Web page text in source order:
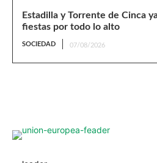
Estadilla y Torrente de Cinca
fiestas por todo lo alto
SOCIEDAD 07/08/2026